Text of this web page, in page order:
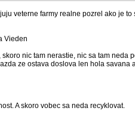
veterne farmy realne pozrel ako je to
Vieden
nic tam nerastie, nic sa tam neda
ze ostava doslova len hola savana
A skoro vobec sa neda recyklovat.